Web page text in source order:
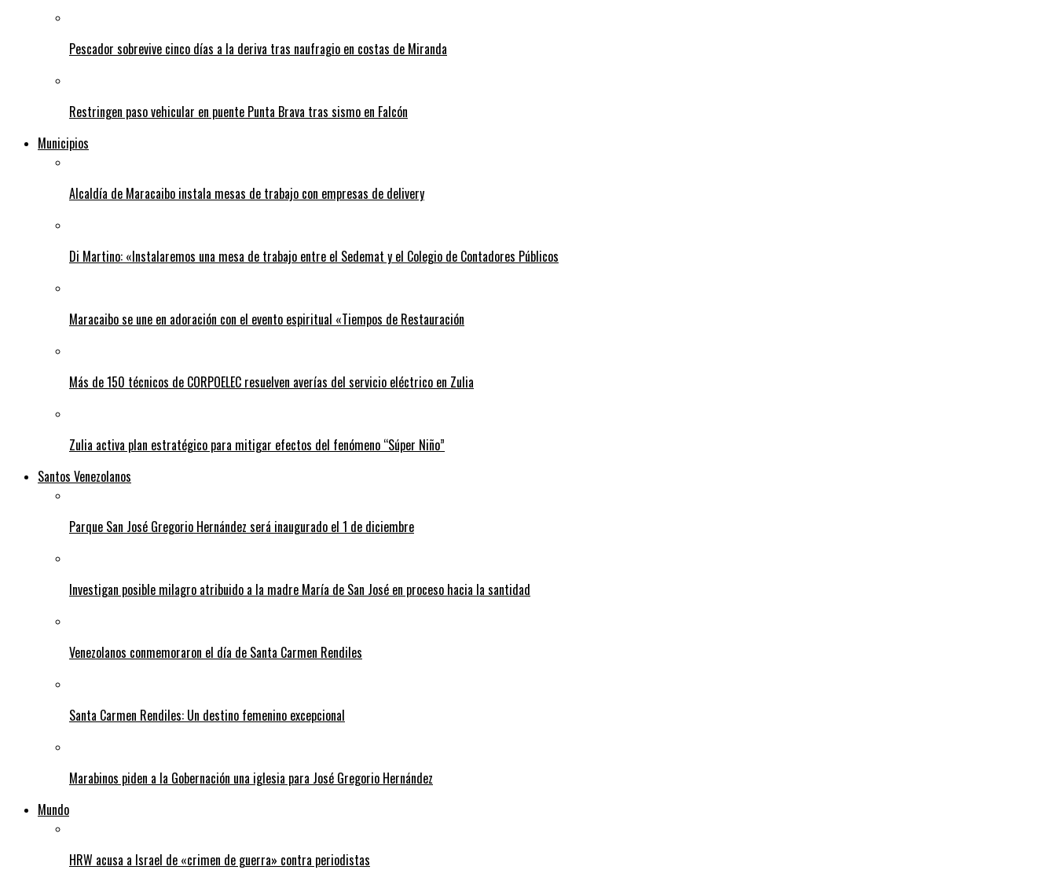
Pescador sobrevive cinco días a la deriva tras naufragio en costas de Miranda
Restringen paso vehicular en puente Punta Brava tras sismo en Falcón
Municipios
Alcaldía de Maracaibo instala mesas de trabajo con empresas de delivery
Di Martino: «Instalaremos una mesa de trabajo entre el Sedemat y el Colegio de Contadores Públicos
Maracaibo se une en adoración con el evento espiritual «Tiempos de Restauración
Más de 150 técnicos de CORPOELEC resuelven averías del servicio eléctrico en Zulia
Zulia activa plan estratégico para mitigar efectos del fenómeno “Súper Niño”
Santos Venezolanos
Parque San José Gregorio Hernández será inaugurado el 1 de diciembre
Investigan posible milagro atribuido a la madre María de San José en proceso hacia la santidad
Venezolanos conmemoraron el día de Santa Carmen Rendiles
Santa Carmen Rendiles: Un destino femenino excepcional
Marabinos piden a la Gobernación una iglesia para José Gregorio Hernández
Mundo
HRW acusa a Israel de «crimen de guerra» contra periodistas